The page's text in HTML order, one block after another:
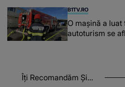
B1TV.RO
O maşină a luat
autoturism se
Îți Recomandăm Și...